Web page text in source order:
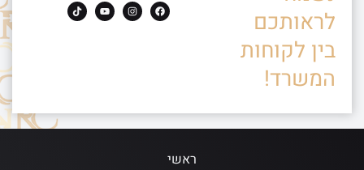
לראותכם
בין לקוחות
המשרד!
ראשי